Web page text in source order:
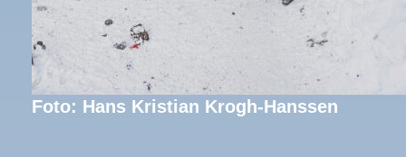
Foto: Hans Kristian Krogh-Hanssen